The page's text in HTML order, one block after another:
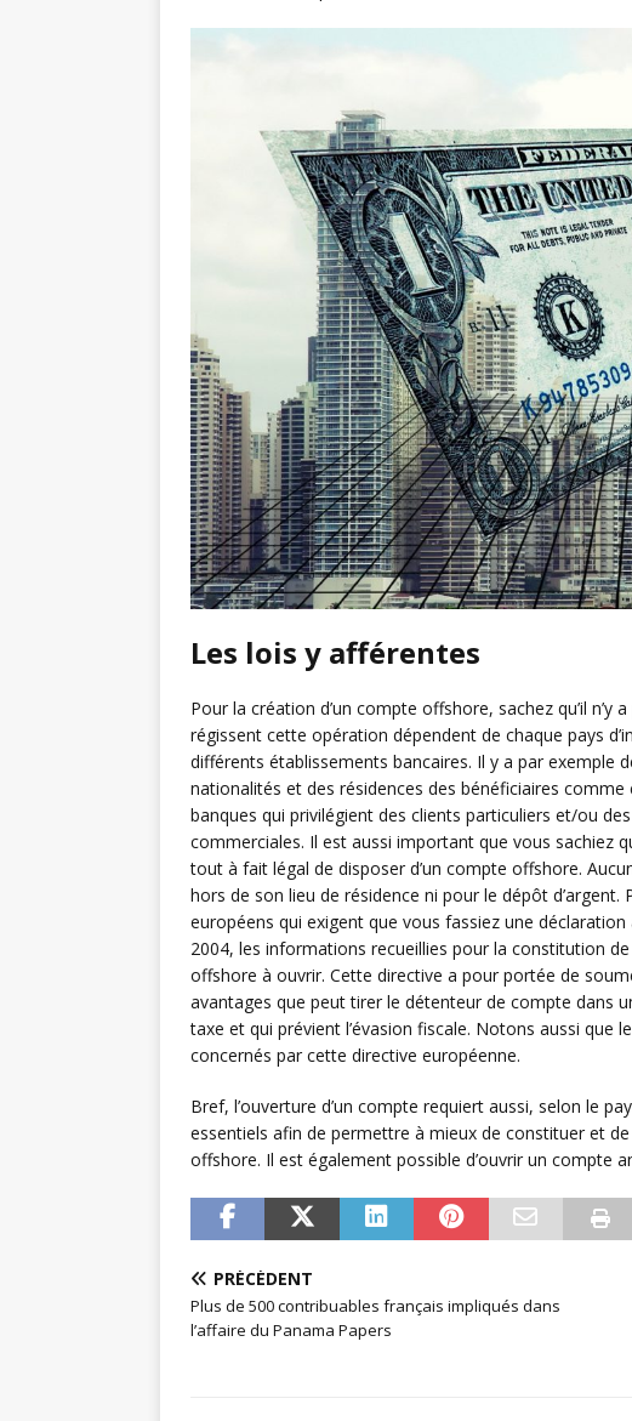
Les lois y afférentes
Pour la création d’un compte offshore, sachez qu’il n’y
régissent cette opération dépendent de chaque pays
différents établissements bancaires. Il y a par exemple
nationalités et des résidences des bénéficiaires comme
banques qui privilégient des clients particuliers et/ou
commerciales. Il est aussi important que vous sachiez
tout à fait légal de disposer d’un compte offshore.
hors de son lieu de résidence ni pour le dépôt
européens qui exigent que vous fassiez une
2004, les informations recueillies pour la constitution
offshore à ouvrir. Cette directive a pour portée de
avantages que peut tirer le détenteur de compte dans
taxe et qui prévient l’évasion fiscale. Notons aussi
concernés par cette directive européenne.
Bref, l’ouverture d’un compte requiert aussi, selon le
essentiels afin de permettre à mieux de constituer et
offshore. Il est également possible d’ouvrir un compte
PRÉCÉDENT
Plus de 500 contribuables français impliqués dans
l’affaire du Panama Papers